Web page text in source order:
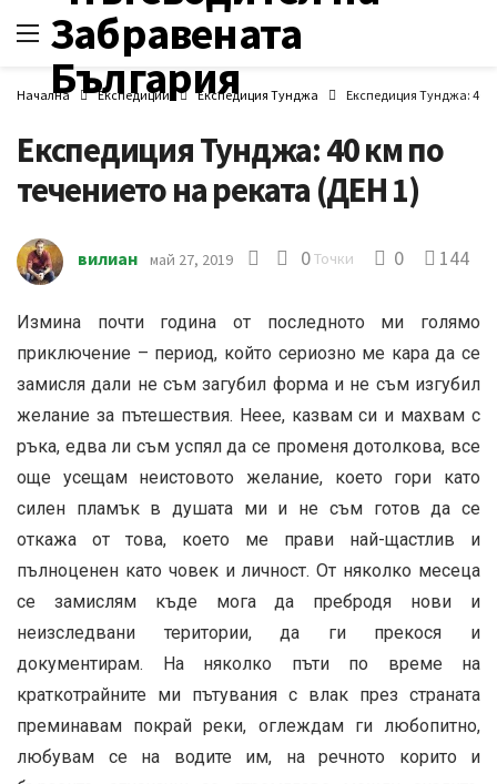
Начална Експедиции Експедиция Тунджа Експедиция Тунджа: 40
Експедиция Тунджа: 40 км по
течението на реката (ДЕН 1)
вилиан май 27, 2019 0Точки 0 144
Измина почти година от последното ми голямо
приключение – период, който сериозно ме кара да се
замисля дали не съм загубил форма и не съм изгубил
желание за пътешествия. Неее, казвам си и махвам с
ръка, едва ли съм успял да се променя дотолкова, все
още усещам неистовото желание, което гори като
силен пламък в душата ми и не съм готов да се
откажа от това, което ме прави най-щастлив и
пълноценен като човек и личност. От няколко месеца
се замислям къде мога да пребродя нови и
неизследвани територии, да ги прекося и
документирам. На няколко пъти по време на
краткотрайните ми пътувания с влак през страната
преминавам покрай реки, оглеждам ги любопитно,
любувам се на водите им, на речното корито и